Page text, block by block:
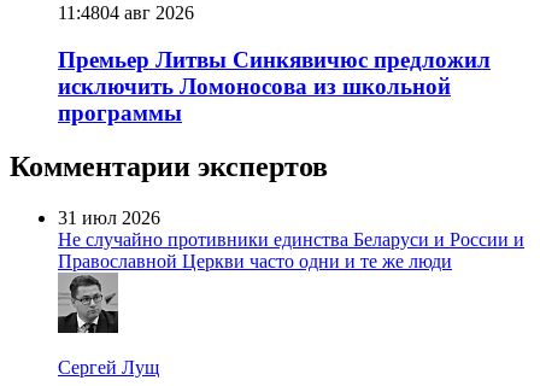
11:4804 авг 2026
Премьер Литвы Синкявичюс предложил
исключить Ломоносова из школьной
программы
Комментарии экспертов
31 июл 2026
Не случайно противники единства Беларуси и России и
Православной Церкви часто одни и те же люди
Сергей Лущ